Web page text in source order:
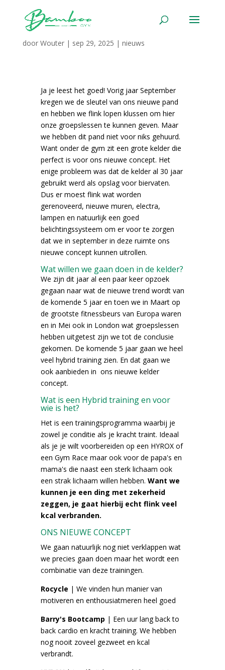
We gaan verbouwen!
door Wouter| sep 29, 2025 | nieuws
Ja je leest het goed! Vorig jaar September
kregen we de sleutel van ons nieuwe pand
en hebben we flink lopen klussen om hier
onze groepslessen te kunnen geven. Maar
we hebben dit pand niet voor niks gehuurd.
Want onder de gym zit een grote kelder die
perfect is voor ons nieuwe concept. Het
enige probleem was dat de kelder al 30 jaar
gebruikt werd als opslag voor biervaten.
Dus er moest flink wat worden
gerenoveerd, nieuwe muren, electra,
lampen en natuurlijk een goed
belichtingssysteem om er voor te zorgen
dat we in september in deze ruimte ons
nieuwe concept kunnen uitrollen.
Wat willen we gaan doen in de kelder?
We zijn dit jaar al een paar keer opzoek
gegaan naar wat de nieuwe trend wordt van
de komende 5 jaar en toen we in Maart op
de grootste fitnessbeurs van Europa waren
en in Mei ook in London wat groepslessen
hebben uitgetest zijn we tot de conclusie
gekomen. De komende 5 jaar gaan we heel
veel hybrid training zien. En dat gaan we
ook aanbieden in ons nieuwe kelder
concept.
Wat is een Hybrid training en voor
wie is het?
Het is een trainingsprogramma waarbij je
zowel je conditie als je kracht traint. Ideaal
als je je wilt voorbereiden op een HYROX of
een Gym Race maar ook voor de papa's en
mama's die naast een sterk lichaam ook
een strak lichaam willen hebben. Want we
kunnen je een ding met zekerheid
zeggen, je gaat hierbij echt flink veel
kcal verbranden.
ONS NIEUWE CONCEPT
We gaan natuurlijk nog niet verklappen wat
we precies gaan doen maar het wordt een
combinatie van deze trainingen.
Rocycle | We vinden hun manier van
motiveren en enthousiatmeren heel goed
Barry's Bootcamp | Een uur lang back to
back cardio en kracht training. We hebben
nog nooit zoveel gezweet en kcal
verbrandt.